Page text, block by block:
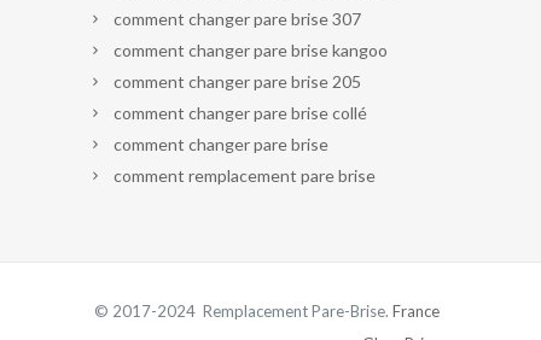
comment changer pare brise 307
comment changer pare brise kangoo
comment changer pare brise 205
comment changer pare brise collé
comment changer pare brise
comment remplacement pare brise
© 2017-2024 Remplacement Pare-Brise. France